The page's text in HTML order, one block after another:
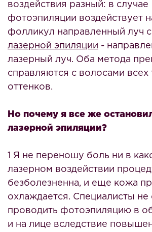
воздействия разный: в случае
фотоэпиляции воздействует
фолликул направленный луч
лазерной эпиляции -
лазерный луч. Оба метода
справляются с волосами всех
оттенков.
Но почему я все же
лазерной эпиляции?
1 Я не переношу боль ни в
лазерном воздействии
безболезненна, и еще кожа
охлаждается. Специалисты не
проводить фотоэпиляцию в
и на лице вследствие